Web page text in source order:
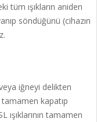
tüm ışıkların aniden
söndüğünü (cihazın
iğneyi delikten
kapatıp
ışıklarının tamamen